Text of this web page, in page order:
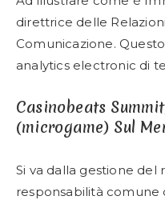
direttrice delle
Comunicazione.
analytics electronic di
Casinobeats
(microgame) Sul
Si va dalla gestione del
responsabilità comune